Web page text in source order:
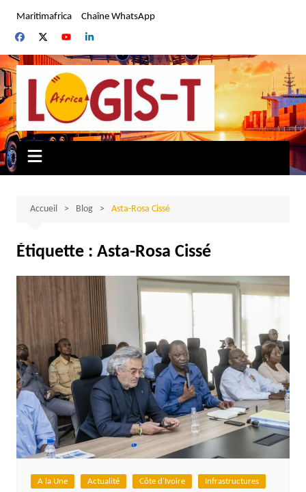
contenu
Maritimafrica Chaîne WhatsApp
Accueil Blog Asta-Rosa Cissé
Étiquette : Asta-Rosa Cissé
A la Une Actualité Côte d'Ivoire Infrastructures